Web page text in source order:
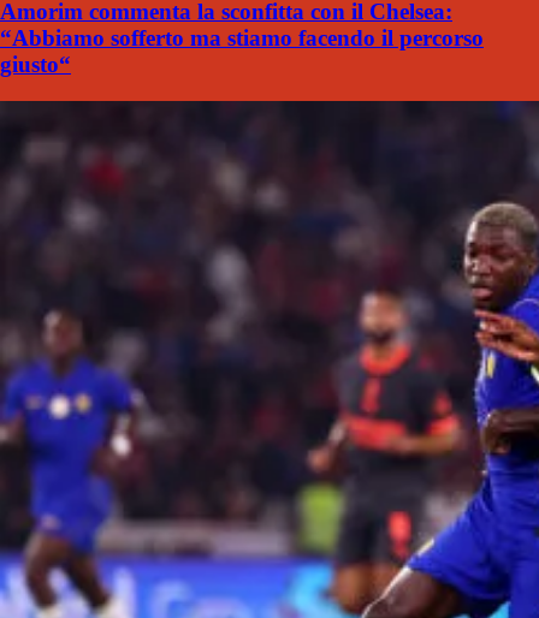
Amorim commenta la sconfitta con il Chelsea:
“Abbiamo sofferto ma stiamo facendo il percorso
giusto“